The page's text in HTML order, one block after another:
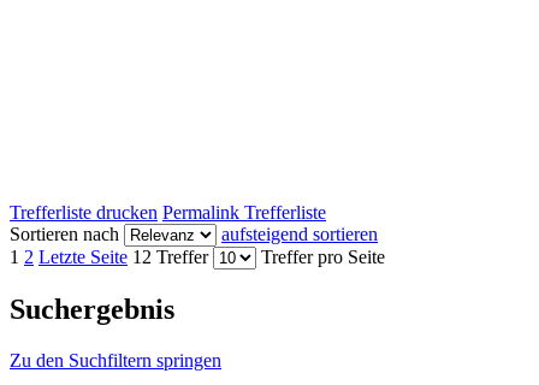
Trefferliste drucken Permalink Trefferliste
Sortieren nach
aufsteigend sortieren
1 2 Letzte Seite 12 Treffer Treffer pro Seite
Suchergebnis
Zu den Suchfiltern springen